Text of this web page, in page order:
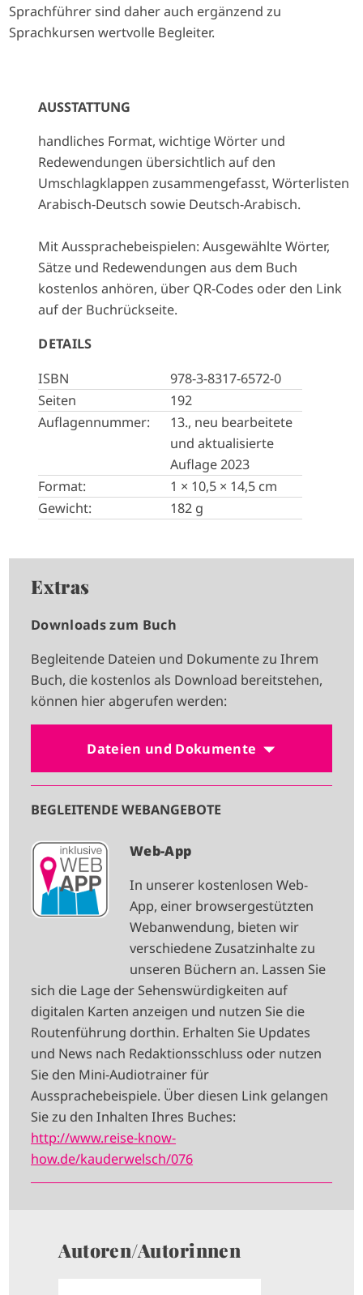
Sprachführer sind daher auch ergänzend zu
Sprachkursen wertvolle Begleiter.
AUSSTATTUNG
handliches Format, wichtige Wörter und
Redewendungen übersichtlich auf den
Umschlagklappen zusammengefasst, Wörterlisten
Arabisch-Deutsch sowie Deutsch-Arabisch.
Mit Aussprachebeispielen: Ausgewählte Wörter,
Sätze und Redewendungen aus dem Buch
kostenlos anhören, über QR-Codes oder den Link
auf der Buchrückseite.
DETAILS
ISBN
978-3-8317-6572-0
Seiten
192
Auflagennummer:
13., neu bearbeitete
und aktualisierte
Auflage 2023
Format:
1 × 10,5 × 14,5 cm
Gewicht:
182 g
Extras
Downloads zum Buch
Begleitende Dateien und Dokumente zu Ihrem
Buch, die kostenlos als Download bereitstehen,
können hier abgerufen werden:
Dateien und Dokumente
BEGLEITENDE WEBANGEBOTE
I
M
G
Web-App
In unserer kostenlosen Web-
App, einer browsergestützten
Webanwendung, bieten wir
verschiedene Zusatzinhalte zu
unseren Büchern an. Lassen Sie
sich die Lage der Sehenswürdigkeiten auf
digitalen Karten anzeigen und nutzen Sie die
Routenführung dorthin. Erhalten Sie Updates
und News nach Redaktionsschluss oder nutzen
Sie den Mini-Audiotrainer für
Aussprachebeispiele. Über diesen Link gelangen
Sie zu den Inhalten Ihres Buches:
http://www.reise-know-
how.de/kauderwelsch/076
Autoren/Autorinnen